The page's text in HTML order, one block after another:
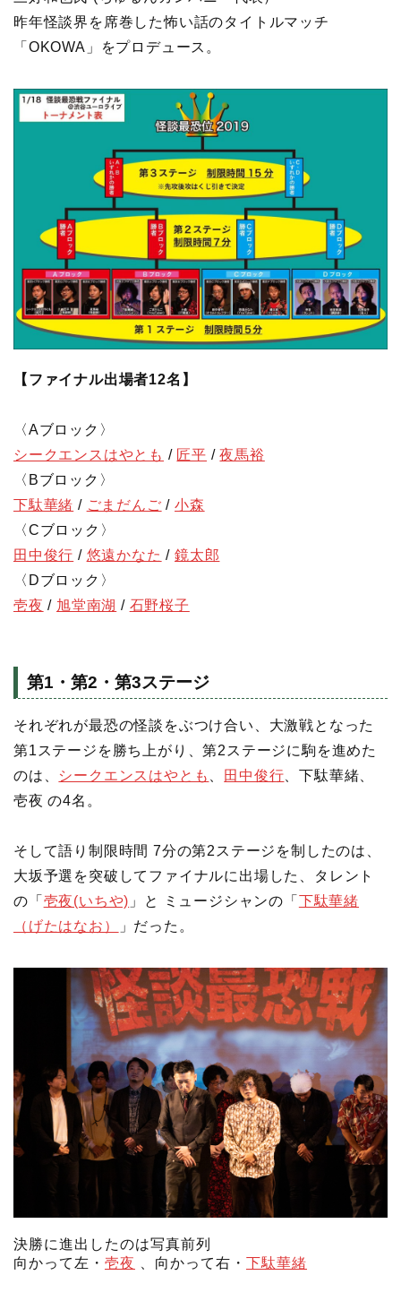
昨年怪談界を席巻した怖い話のタイトルマッチ
「OKOWA」をプロデュース。
【ファイナル出場者12名】
〈Aブロック〉
シークエンスはやとも / 匠平 /夜馬裕
〈Bブロック〉
下駄華緒 / ごまだんご /小森
〈Cブロック〉
田中俊行 / 悠遠かなた /鏡太郎
〈Dブロック〉
壱夜 / 旭堂南湖 / 石野桜子
第1・第2・第3ステージ
それぞれが最恐の怪談をぶつけ合い、大激戦となった
第1ステージを勝ち上がり、第2ステージに駒を進めた
のは、 シークエンスはやとも 田中俊行 、下駄華緒、
壱夜 の4名。
そして語り制限時間 7分の第2ステージを制したのは、
大坂予選を突破してファイナルに出場した、タレント
の「 壱夜(いちや) 」と ミュージシャンの「 下駄華緒
（げたはなお）
」だった。
決勝に進出したのは写真前列
向かって左・ 壱夜 、向かって右・ 下駄華緒